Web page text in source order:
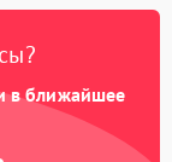
в ближайшее